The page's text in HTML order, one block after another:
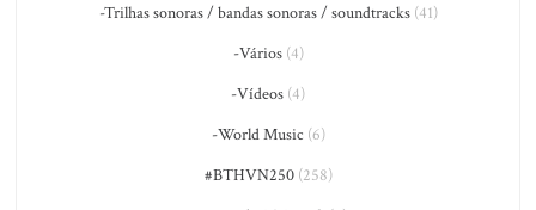
-Trilhas sonoras / bandas sonoras / soundtracks(41)
-Vários(4)
-Vídeos (4)
-World Music (6)
#BTHVN250(258)